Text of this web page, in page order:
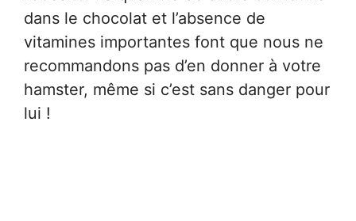
dans le chocolat et l’absence de
vitamines importantes font que nous ne
recommandons pas d’en donner à votre
hamster, même si c’est sans danger pour
lui !